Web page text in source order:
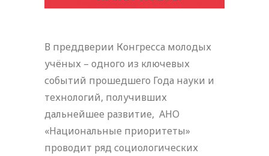
В преддверии Конгресса молодых
учёных – одного из ключевых
событий прошедшего Года науки и
технологий, получивших
дальнейшее развитие, АНО
«Национальные приоритеты»
проводит ряд социологических